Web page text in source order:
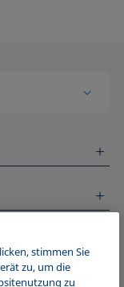
stimmen Sie
zu, um die
zu